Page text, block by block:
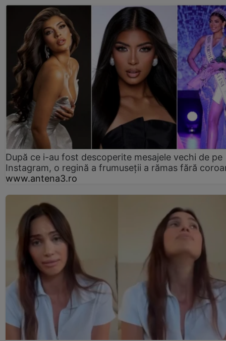
După ce i-au fost descoperite mesajele vechi de pe
Instagram, o regină a frumuseții a rămas fără
www.antena3.ro